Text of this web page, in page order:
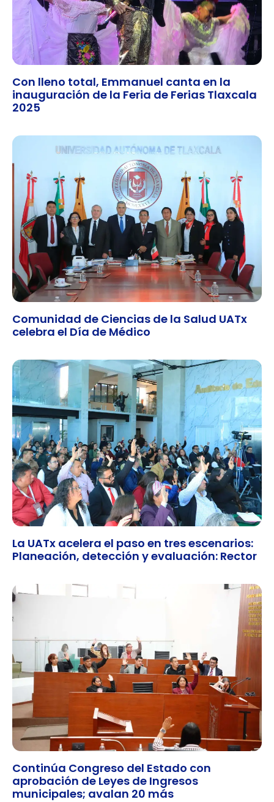
Con lleno total, Emmanuel canta en la
inauguración de la Feria de Ferias Tlaxcala
2025
Comunidad de Ciencias de la Salud UATx
celebra el Día de Médico
La UATx acelera el paso en tres escenarios:
Planeación, detección y evaluación: Rector
Continúa Congreso del Estado con
aprobación de Leyes de Ingresos
municipales; avalan 20 más